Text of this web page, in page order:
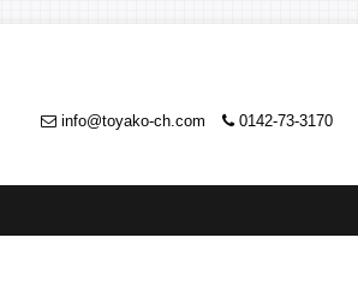
info@toyako-ch.com 0142-73-3170